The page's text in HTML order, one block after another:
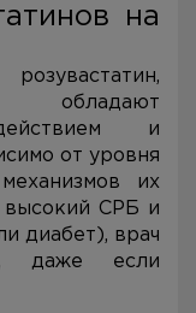
на
действием и
от уровня
их
высокий СРБ и
диабет), врач
даже если